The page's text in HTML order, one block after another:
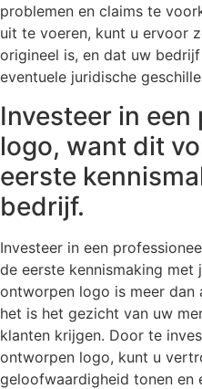
problemen en claims te
uit te voeren, kunt u ervoor
origineel is, en dat uw
eventuele juridische
Investeer in een
logo, want dit
eerste
bedrijf.
Investeer in een
de eerste kennismaking met
ontworpen logo is meer dan
het is het gezicht van uw
klanten krijgen. Door te
ontworpen logo, kunt u
geloofwaardigheid tonen en